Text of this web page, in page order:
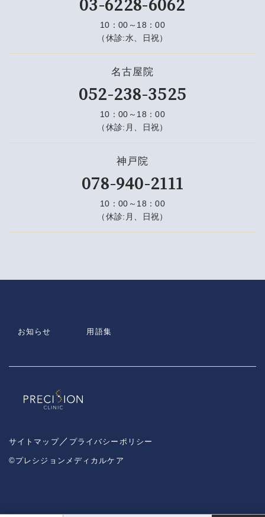
10：00～18：00
（休診:水、日祝）
名古屋院
052-238-3525
10：00～18：00
（休診:月、日祝）
神戸院
078-940-2111
10：00～18：00
（休診:月、日祝）
お知らせ 用語集
サイトマップ プライバシーポリシー
©プレシジョンメディカルケア